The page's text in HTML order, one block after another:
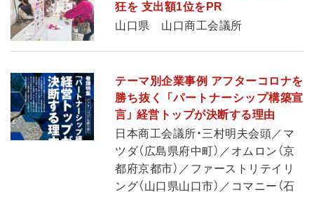
狂を 支出額1位をPR
山口県 山口商工会議所
テーマ別企業事例 アフターコロナを
勝ち抜く 「パートナーシップ構築宣
言」 経営トップが決断する理由
日本商工会議所・三村明夫会頭／マ
ツダ（広島県府中町）／オムロン（京
都府京都市）／ファーストリテイリ
ング（山口県山口市）／コマニー（石